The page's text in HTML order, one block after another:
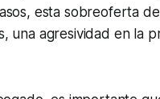
esta sobreoferta
una agresividad en la